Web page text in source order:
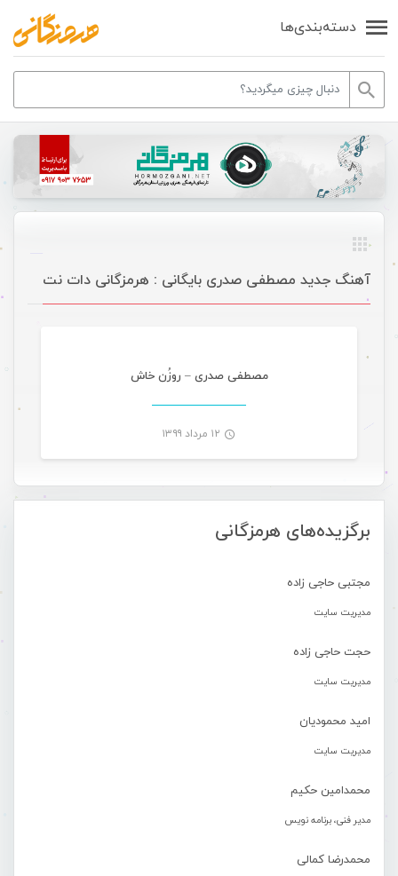
دسته‌بندی‌ها
برگزیده‌های هرمزگانی
مجتبی حاجی زاده
مدیریت سایت
حجت حاجی زاده
مدیریت سایت
امید محمودیان
مدیریت سایت
محمدامین حکیم
مدیر فنی، برنامه نویس
محمدرضا کمالی
آهنگ جدید مصطفی صدری بایگانی : هرمزگانی دات نت
مصطفی صدری – روزُن خاش
۱۲ مرداد ۱۳۹۹